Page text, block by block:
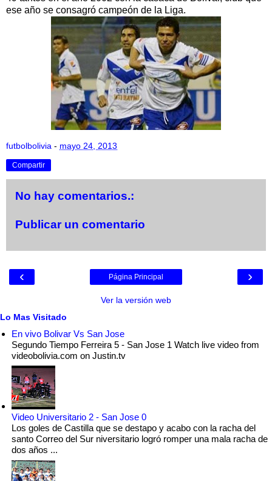
ese año se consagró campeón de la Liga.
futbolbolivia - mayo 24, 2013
Compartir
No hay comentarios.:
Publicar un comentario
‹ ›
Página Principal
Ver la versión web
Lo Mas Visitado
En vivo Bolivar Vs San Jose
Segundo Tiempo Ferreira 5 - San Jose 1 Watch live video from
videobolivia.com on Justin.tv
Video Universitario 2 - San Jose 0
Los goles de Castilla que se destapo y acabo con la racha del
santo Correo del Sur niversitario logró romper una mala racha de
dos años ...